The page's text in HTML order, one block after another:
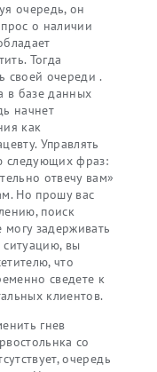
очередь, он
о наличии
Тогда
своей очереди .
в базе данных
начнет
как
Управлять
следующих фраз:
отвечу вам»
Но прошу вас
поиск
могу задерживать
ситуацию, вы
что
сведете к
клиентов.
гнев
со
очередь